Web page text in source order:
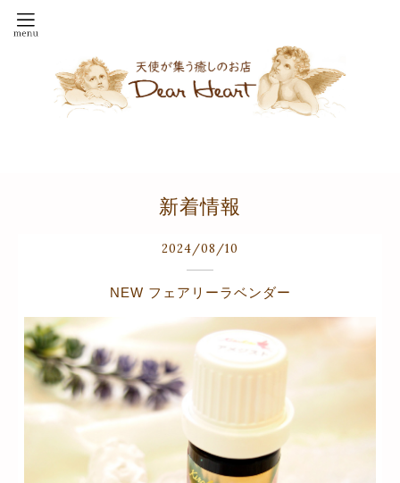
新着情報
2024/08 /10
NEW フェアリーラベンダー